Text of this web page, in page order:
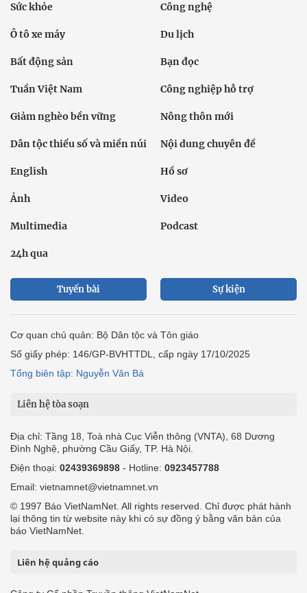
Sức khỏe Công nghệ
Ô tô xe máy Du lịch
Bất động sản Bạn đọc
Tuần Việt Nam Công nghiệp hỗ trợ
Giảm nghèo bền vững Nông thôn mới
Dân tộc thiểu số và miền núi Nội dung chuyên đề
English Hồ sơ
Ảnh Video
Multimedia Podcast
24h qua
Tuyến bài Sự kiện
Cơ quan chủ quản: Bộ Dân tộc và Tôn giáo
Số giấy phép: 146/GP-BVHTTDL, cấp ngày 17/10/2025
Tổng biên tập: Nguyễn Văn Bá
Liên hệ tòa soạn
Địa chỉ: Tầng 18, Toà nhà Cục Viễn thông (VNTA), 68 Dương
Đình Nghệ, phường Cầu Giấy, TP. Hà Nội.
Điện thoại: 02439369898 - Hotline: 0923457788
Email: vietnamnet@vietnamnet.vn
© 1997 Báo VietNamNet. All rights reserved. Chỉ được phát hành
lại thông tin từ website này khi có sự đồng ý bằng văn bản của
báo VietNamNet.
Liên hệ quảng cáo